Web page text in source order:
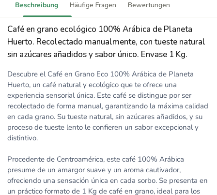
Beschreibung Häufige Fragen Bewertungen
Café en grano ecológico 100% Arábica de Planeta
Huerto. Recolectado manualmente, con tueste natural
sin azúcares añadidos y sabor único. Envase 1 Kg.
Descubre el Café en Grano Eco 100% Arábica de Planeta
Huerto, un café natural y ecológico que te ofrece una
experiencia sensorial única. Este café se distingue por ser
recolectado de forma manual, garantizando la máxima calidad
en cada grano. Su tueste natural, sin azúcares añadidos, y su
proceso de tueste lento le confieren un sabor excepcional y
distintivo.
Procedente de Centroamérica, este café 100% Arábica
presume de un amargor suave y un aroma cautivador,
ofreciendo una sensación única en cada sorbo. Se presenta en
un práctico formato de 1 Kg de café en grano, ideal para los